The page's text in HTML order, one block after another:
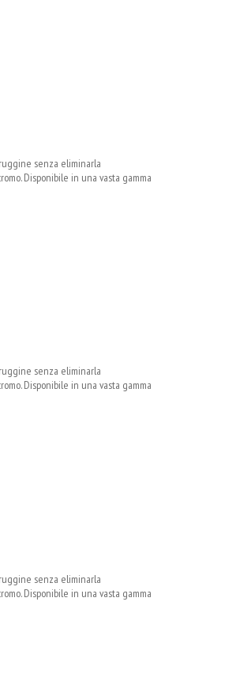
senza eliminarla
Disponibile in una vasta gamma
senza eliminarla
Disponibile in una vasta gamma
senza eliminarla
Disponibile in una vasta gamma